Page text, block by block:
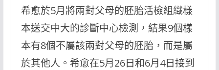
希愈於5月將兩對父母的胚胎活檢組織樣
本送交中大的診斷中心檢測，結果9個樣
本有8個不屬該兩對父母的胚胎，而是屬
於其他人。希愈在5月26日和6月4日接到